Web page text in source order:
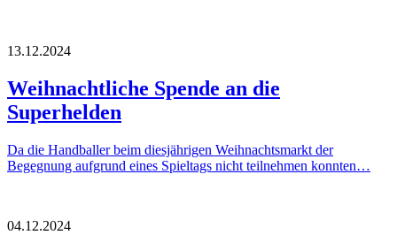
13.12.2024
Weihnachtliche Spende an die
Superhelden
Da die Handballer beim diesjährigen Weihnachtsmarkt der
Begegnung aufgrund eines Spieltags nicht teilnehmen konnten…
04.12.2024